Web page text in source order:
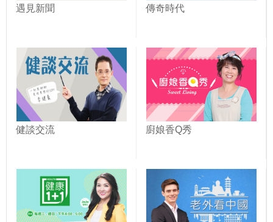
遇見新聞 傳奇時代
健談交流 廚娘香Q秀